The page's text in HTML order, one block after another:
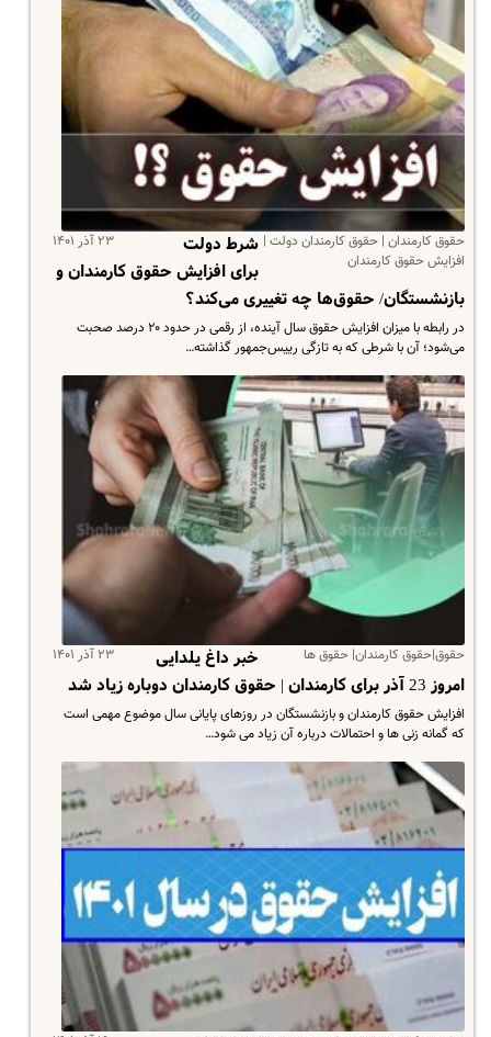
حقوق کارمندان | حقوق کارمندان دولت |
افزایش حقوق کارمندان
۲۳ آذر ۱۴۰۱
شرط دولت
برای افزایش حقوق کارمندان و
بازنشستگان/ حقوق‌ها چه تغییری می‌کند؟
در رابطه با میزان افزایش حقوق سال آینده، از رقمی در حدود ۲۰ درصد صحبت
می‌شود؛ آن با شرطی که به تازگی رییس‌جمهور گذاشته…
حقوق|حقوق کارمندان| حقوق ها ۲۳ آذر ۱۴۰۱
خبر داغ یلدایی
امروز 23 آذر برای کارمندان | حقوق کارمندان دوباره زیاد شد
افزایش حقوق کارمندان و بازنشستگان در روزهای پایانی سال موضوع مهمی است
که گمانه زنی ها و احتمالات درباره آن زیاد می شود…